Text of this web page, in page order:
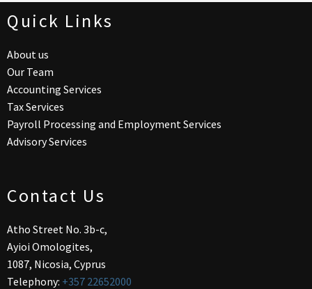
Quick Links
About us
Our Team
Accounting Services
Tax Services
Payroll Processing and Employment Services
Advisory Services
Contact Us
Atho Street No. 3b-c,
Ayioi Omologites,
1087, Nicosia, Cyprus
Telephony: +357 22652000